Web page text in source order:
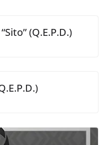
(Q.E.P.D.)